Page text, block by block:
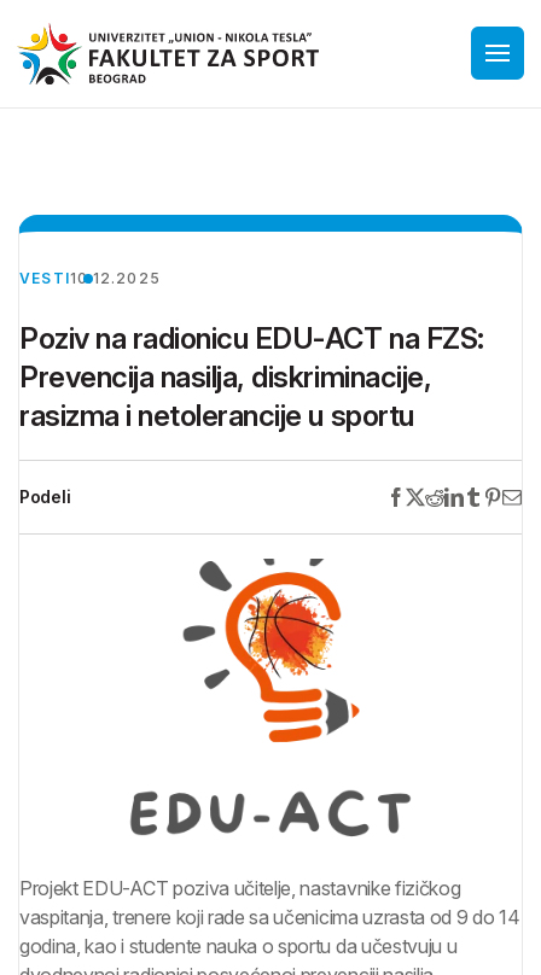
VESTI10.12.2025
Poziv na radionicu EDU-ACT na FZS:
Prevencija nasilja, diskriminacije,
rasizma i netolerancije u sportu
Podeli
Projekt EDU-ACT poziva učitelje, nastavnike fizičkog
vaspitanja, trenere koji rade sa učenicima uzrasta od 9 do 14
godina, kao i studente nauka o sportu da učestvuju u